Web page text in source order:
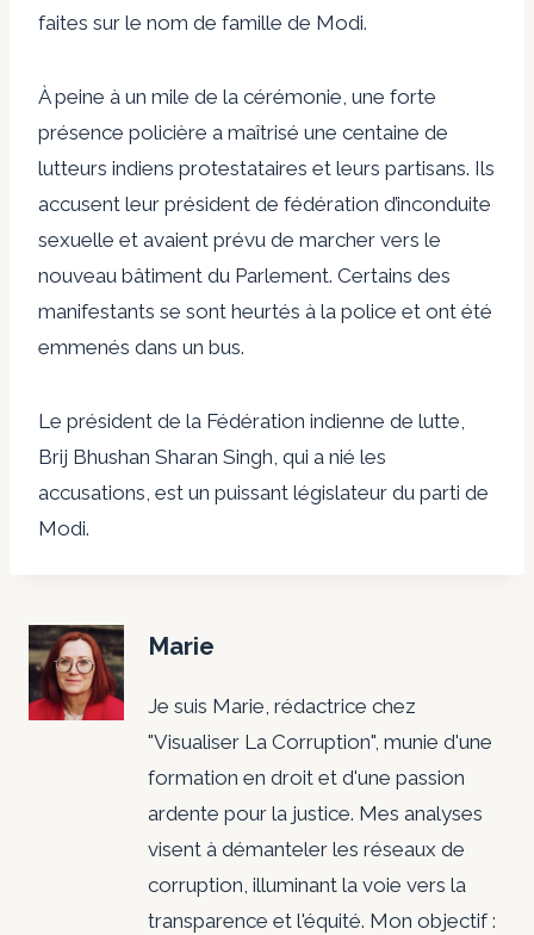
faites sur le nom de famille de Modi.
À peine à un mile de la cérémonie, une forte
présence policière a maîtrisé une centaine de
lutteurs indiens protestataires et leurs partisans. Ils
accusent leur président de fédération d’inconduite
sexuelle et avaient prévu de marcher vers le
nouveau bâtiment du Parlement. Certains des
manifestants se sont heurtés à la police et ont été
emmenés dans un bus.
Le président de la Fédération indienne de lutte,
Brij Bhushan Sharan Singh, qui a nié les
accusations, est un puissant législateur du parti de
Modi.
Marie
Je suis Marie, rédactrice chez
"Visualiser La Corruption", munie d'une
formation en droit et d'une passion
ardente pour la justice. Mes analyses
visent à démanteler les réseaux de
corruption, illuminant la voie vers la
transparence et l'équité. Mon objectif :